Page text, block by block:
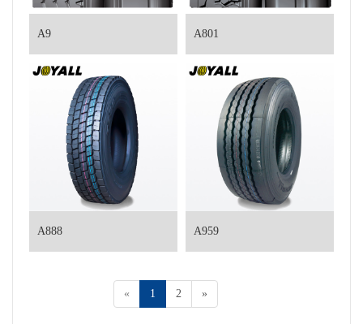
A9 A801
A888 A959
« 1 2 »